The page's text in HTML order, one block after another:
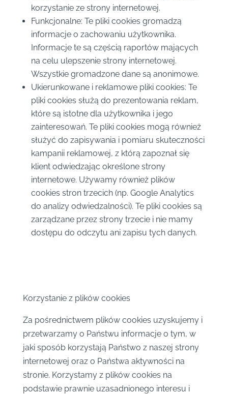
korzystanie ze strony internetowej.
Funkcjonalne: Te pliki cookies gromadzą
informacje o zachowaniu użytkownika.
Informacje te są częścią raportów mających
na celu ulepszenie strony internetowej.
Wszystkie gromadzone dane są anonimowe.
Ukierunkowane i reklamowe pliki cookies: Te
pliki cookies służą do prezentowania reklam,
które są istotne dla użytkownika i jego
zainteresowań. Te pliki cookies mogą również
służyć do zapisywania i pomiaru skuteczności
kampanii reklamowej, z którą zapoznał się
klient odwiedzając określone strony
internetowe. Używamy również plików
cookies stron trzecich (np. Google Analytics
do analizy odwiedzalności). Te pliki cookies są
zarządzane przez strony trzecie i nie mamy
dostępu do odczytu ani zapisu tych danych.
Korzystanie z plików cookies
Za pośrednictwem plików cookies uzyskujemy i
przetwarzamy o Państwu informacje o tym, w
jaki sposób korzystają Państwo z naszej strony
internetowej oraz o Państwa aktywności na
stronie. Korzystamy z plików cookies na
podstawie prawnie uzasadnionego interesu i